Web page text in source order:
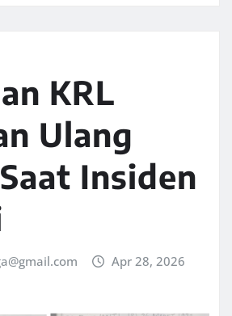
KRL
Ulang
Insiden
Apr 28, 2026